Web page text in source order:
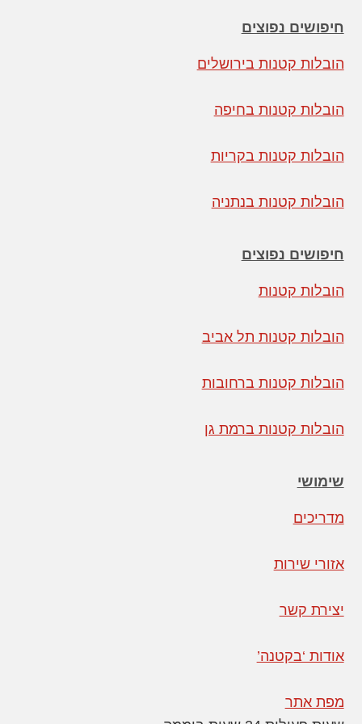
ת
*
חיפושים נפוצים
הובלות קטנות בירושלים
הובלות קטנות בחיפה
הובלות קטנות בקריות
הובלות קטנות בנתניה
חיפושים נפוצים
הובלות קטנות
הובלות קטנות תל אביב
הובלות קטנות ברחובות
הובלות קטנות ברמת גן
שימושי
מדריכים
אזורי שירות
יצירת קשר
אודות ‘בקטנה’
מפת אתר